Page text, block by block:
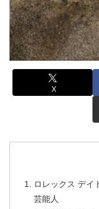
X
ロレックス デイ
芸能人